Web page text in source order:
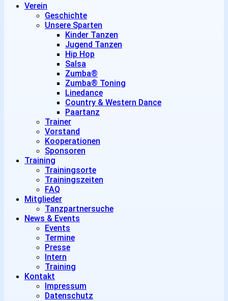
Verein
Geschichte
Unsere Sparten
Kinder Tanzen
Jugend Tanzen
Hip Hop
Salsa
Zumba®
Zumba® Toning
Linedance
Country & Western Dance
Paartanz
Trainer
Vorstand
Kooperationen
Sponsoren
Training
Trainingsorte
Trainingszeiten
FAQ
Mitglieder
Tanzpartnersuche
News & Events
Events
Termine
Presse
Intern
Training
Kontakt
Impressum
Datenschutz